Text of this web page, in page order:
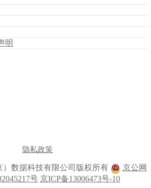
明
隐私政策
）数据科技有限公司版权所有
京公网
号 京ICP备13006473号-10